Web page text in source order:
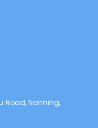
Road, Nanning,